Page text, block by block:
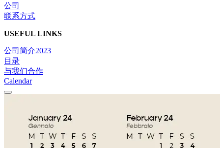
公司
联系方式
USEFUL LINKS
公司简介2023
目录
与我们合作
Calendar